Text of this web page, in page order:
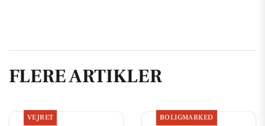
FLERE ARTIKLER
VEJRET BOLIGMARKED